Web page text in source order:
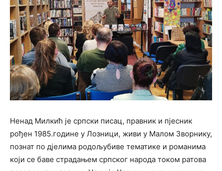
Ненад Милкић је српски писац, правник и пјесник
рођен 1985.године у Лозници, живи у Малом Зворнику,
познат по дјелима родољубиве тематике и романима
који се баве страдањем српског народа током ратова